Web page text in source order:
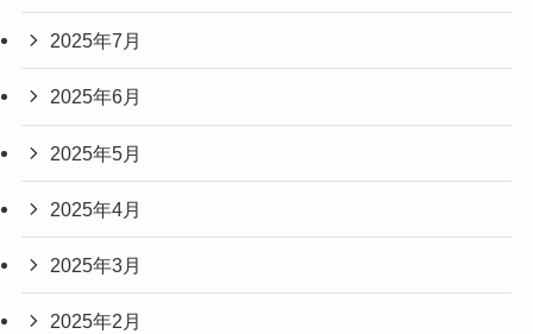
2025年7月
2025年6月
2025年5月
2025年4月
2025年3月
2025年2月